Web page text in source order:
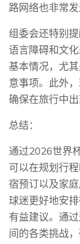
路网络也非常
组委会还特别
语言障碍和文
基本情况，尤
意事项。此外
确保在旅行中
总结：
通过2026世界
可以在规划行
宿预订以及家
球迷更好地安
有益建议。通
间的各类挑战